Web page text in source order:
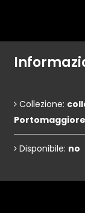
Collezione:
Disponibile: no